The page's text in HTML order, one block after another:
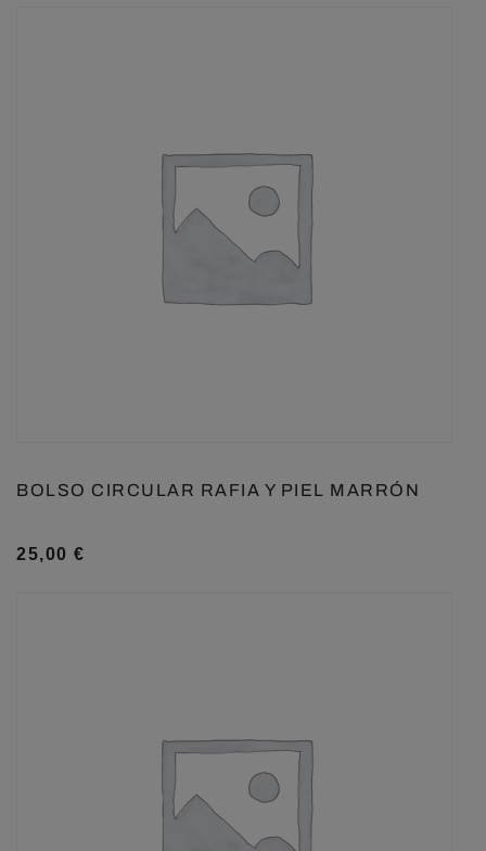
BOLSO CIRCULAR RAFIA Y PIEL MARRÓN
25,00 €